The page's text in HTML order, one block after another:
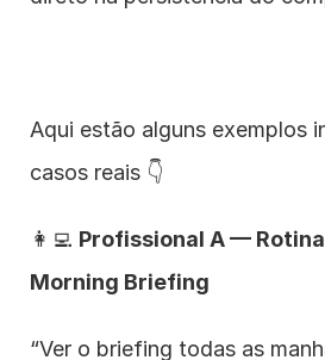
Aqui estão alguns exemplos
casos reais 👇
👩‍💻 Profissional A —
Morning Briefing
“Ver o briefing todas as